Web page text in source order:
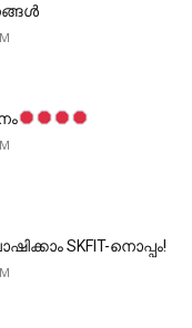
SKFIT-നൊപ്പം!